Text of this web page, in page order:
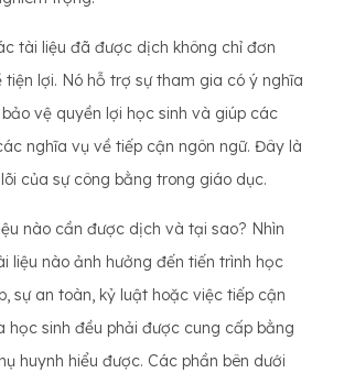
tài liệu đã được dịch không chỉ đơn
lợi. Nó hỗ trợ sự tham gia có ý nghĩa
vệ quyền lợi học sinh và giúp các
nghĩa vụ về tiếp cận ngôn ngữ. Đây là
của sự công bằng trong giáo dục.
nào cần được dịch và tại sao? Nhìn
liệu nào ảnh hưởng đến tiến trình học
sự an toàn, kỷ luật hoặc việc tiếp cận
học sinh đều phải được cung cấp bằng
huynh hiểu được. Các phần bên dưới